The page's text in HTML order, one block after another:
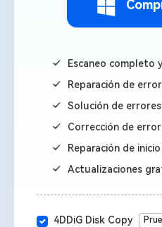
Escaneo completo
Reparación de
Solución de
Corrección de
Reparación de
Actualizaciones
4DDiG Disk Copy